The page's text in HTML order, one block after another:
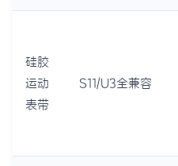
硅胶
运动
表带
S11/U3全兼容